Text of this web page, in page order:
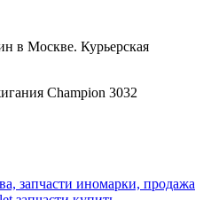
в Москве. Курьерская
Champion 3032